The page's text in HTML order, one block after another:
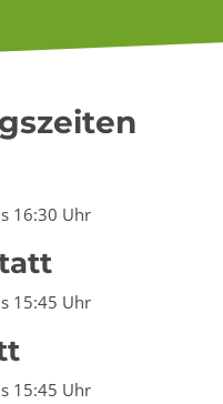
16:30 Uhr
15:45 Uhr
15:45 Uhr